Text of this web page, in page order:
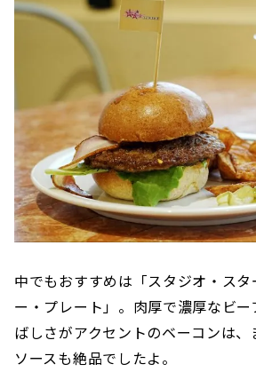
中でもおすすめは「スタジオ・ス
ー・プレート」。肉厚で濃厚なビ
ばしさがアクセントのベーコンは、
ソースも絶品でしたよ。